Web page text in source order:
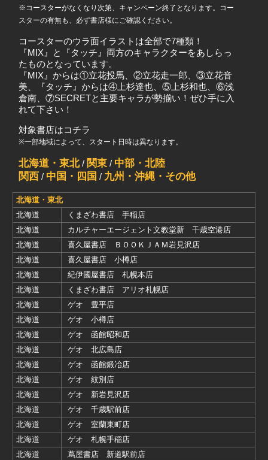
※コースターがなくなり次第、キャンペーン終了となります。コー
スターの有無も、必ず書店様にご確認ください。
コースターのウラ面イラストは全部で7種類！
『MIX』と『タッチ』両方のキャラクターをあしらっ
たものとなっています。
『MIX』からは①立花投馬、②立花走一郎、③立花音
美、『タッチ』からは④上杉達也、⑤上杉和也、⑥浅
倉南、⑦SECRETと主要キャラが勢揃い！ぜひ手に入
れて下さい！
対象書店はコチラ
※一部地域によって、スタート日時は異なります。
北海道・東北/ 関東/ 中部・北陸
関西 / 中国・四国 / 九州・沖縄・その他
北海道・東北
北海道
くまざわ書店 手稲店
北海道
カルチャーエージェント文教堂新 千歳空港店
北海道
喜久屋書店 ＢＯＯＫＪＡＭ岩見沢店
北海道
喜久屋書店 小樽店
北海道
紀伊國屋書店 札幌本店
北海道
くまざわ書店 アリオ札幌店
北海道
ゲオ 豊平店
北海道
ゲオ 小樽店
北海道
ゲオ 函館昭和店
北海道
ゲオ 北広島店
北海道
ゲオ 函館鍛冶店
北海道
ゲオ 紋別店
北海道
ゲオ 新岩見沢店
北海道
ゲオ 千歳駅前店
北海道
ゲオ 室蘭東町店
北海道
ゲオ 札幌手稲店
北海道
蔦屋書店 新道駅前店